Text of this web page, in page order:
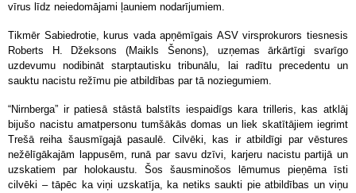
vīrus līdz neiedomājami ļauniem nodarījumiem.
Tikmēr Sabiedrotie, kurus vada apņēmīgais ASV virsprokurors tiesnesis
Roberts H. Džeksons (Maikls Šenons), uzņemas ārkārtīgi svarīgo
uzdevumu nodibināt starptautisku tribunālu, lai radītu precedentu un
sauktu nacistu režīmu pie atbildības par tā noziegumiem.
“Nirnberga” ir patiesā stāstā balstīts iespaidīgs kara trilleris, kas atklāj
bijušo nacistu amatpersonu tumšākās domas un liek skatītājiem iegrimt
Trešā reiha šausmīgajā pasaulē. Cilvēki, kas ir atbildīgi par vēstures
nežēlīgākajām lappusēm, runā par savu dzīvi, karjeru nacistu partijā un
uzskatiem par holokaustu. Šos šausminošos lēmumus pieņēma īsti
cilvēki – tāpēc ka viņi uzskatīja, ka netiks saukti pie atbildības un viņu